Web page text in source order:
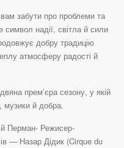
вам забути про проблеми та
надії, світла й сили
добру традицію
атмосферу радості й
прем’єра сезону, у якій
музики й добра.
Перман- Режисер-
— Назар Дідик (Cirque du